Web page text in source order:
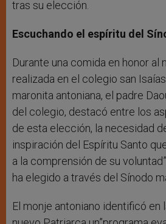
tras su elección.
Escuchando el espíritu del
Durante una comida en honor al
realizada en el colegio san
maronita antoniana, el padre
del colegio, destacó entre los
de esta elección, la necesidad
inspiración del Espíritu Santo
a la comprensión de su
ha elegido a través del Sínodo
El monje antoniano identificó en